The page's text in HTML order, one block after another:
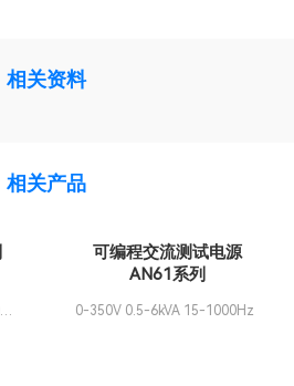
相关资料
相关产品
可编程交流测试电源
AN61系列
0-350V 0.5-6kVA 15-1000Hz